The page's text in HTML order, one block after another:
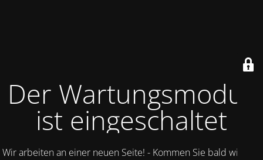
Der Wartungsmodus
ist eingeschaltet
Wir arbeiten an einer neuen Seite! - Kommen Sie bald wieder.